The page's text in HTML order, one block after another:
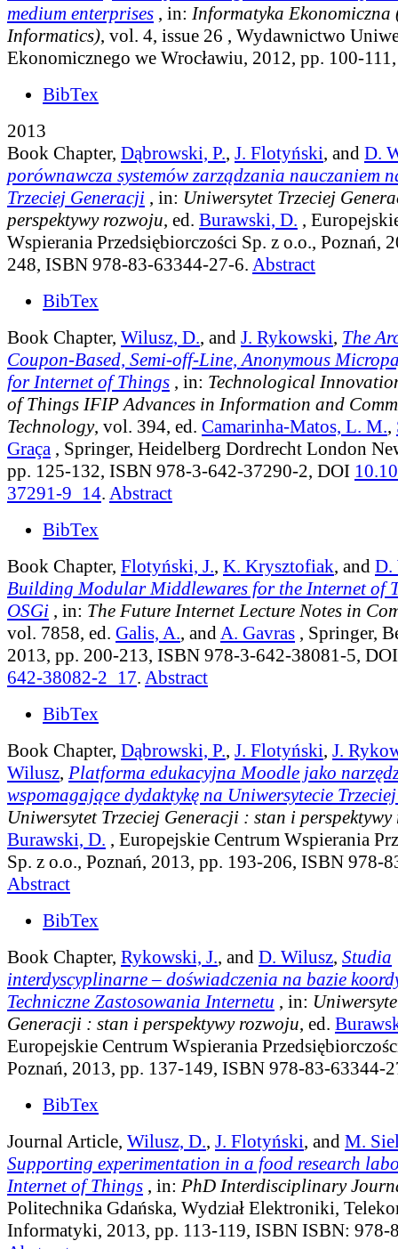
medium enterprises , in: Informatyka Ekonomiczna
Informatics), vol. 4, issue 26 , Wydawnictwo
Ekonomicznego we Wrocławiu, 2012, pp. 100-
BibTex
2013
Book Chapter, Dąbrowski, P., J. Flotyński, and D.
porównawcza systemów zarządzania nauczaniem
Trzeciej Generacji , in: Uniwersytet Trzeciej
perspektywy rozwoju, ed. Burawski, D. ,
Wspierania Przedsiębiorczości Sp. z o.o., Poznań,
248, ISBN 978-83-63344-27-6. Abstract
BibTex
Book Chapter, Wilusz, D., and J. Rykowski, The
Coupon-Based, Semi-off-Line, Anonymous
for Internet of Things , in: Technological
of Things IFIP Advances in Information and
Technology, vol. 394, ed. Camarinha-Matos, L. M.,
Graça , Springer, Heidelberg Dordrecht London
pp. 125-132, ISBN 978-3-642-37290-2, DOI
37291-9_14. Abstract
BibTex
Book Chapter, Flotyński, J., K. Krysztofiak, and D.
Building Modular Middlewares for the Internet of
OSGi , in: The Future Internet Lecture Notes in
vol. 7858, ed. Galis, A., and A. Gavras , Springer,
2013, pp. 200-213, ISBN 978-3-642-38081-5,
642-38082-2_17. Abstract
BibTex
Book Chapter, Dąbrowski, P., J. Flotyński, J.
Wilusz, Platforma edukacyjna Moodle jako
wspomagające dydaktykę na Uniwersytecie
Uniwersytet Trzeciej Generacji : stan i
Burawski, D. , Europejskie Centrum Wspierania
Sp. z o.o., Poznań, 2013, pp. 193-206, ISBN 978-
Abstract
BibTex
Book Chapter, Rykowski, J., and D. Wilusz, Studia
interdyscyplinarne – doświadczenia na bazie
Techniczne Zastosowania Internetu , in:
Generacji : stan i perspektywy rozwoju, ed.
Europejskie Centrum Wspierania
Poznań, 2013, pp. 137-149, ISBN 978-83-63344-
BibTex
Journal Article, Wilusz, D., J. Flotyński, and M.
Supporting experimentation in a food research
Internet of Things , in: PhD Interdisciplinary
Politechnika Gdańska, Wydział Elektroniki,
Informatyki, 2013, pp. 113-119, ISBN ISBN: 978-